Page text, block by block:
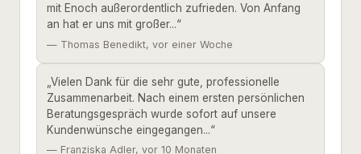
mit Enoch außerordentlich zufrieden. Von Anfang
an hat er uns mit großer...“
— Thomas Benedikt, vor einer Woche
„Vielen Dank für die sehr gute, professionelle
Zusammenarbeit. Nach einem ersten persönlichen
Beratungsgespräch wurde sofort auf unsere
Kundenwünsche eingegangen...“
— Franziska Adler, vor 10 Monaten